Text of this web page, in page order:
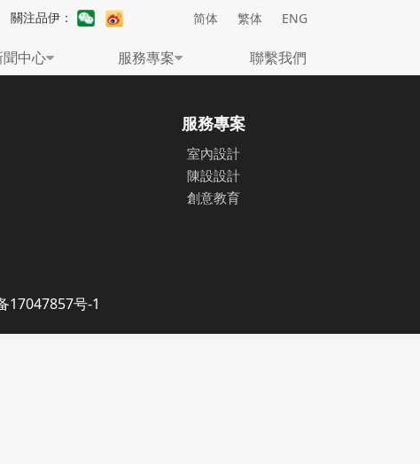
關注品伊： 简体 繁体 ENG
聞中心 服務專案 聯繫我們
服務專案
室內設計
陳設設計
創意教育
17047857号-1